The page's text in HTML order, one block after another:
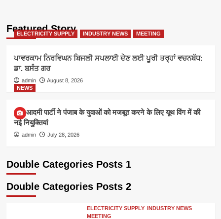
Featured Story
ELECTRICITY SUPPLY INDUSTRY NEWS MEETING
ਪਾਵਰਕਾਮ ਨਿਰਵਿਘਨ ਬਿਜਲੀ ਸਪਲਾਈ ਦੇਣ ਲਈ ਪੂਰੀ ਤਰ੍ਹਾਂ ਵਚਨਬੱਧ:
ਡਾ. ਬਸੰਤ ਗਰ
admin
August 8, 2026
NEWS
आम आदमी पार्टी ने पंजाब के युवाओं को मजबूत करने के लिए यूथ विंग में की
नई नियुक्तियां
admin July 28, 2026
Double Categories Posts 1
Double Categories Posts 2
ELECTRICITY SUPPLY INDUSTRY NEWS
MEETING